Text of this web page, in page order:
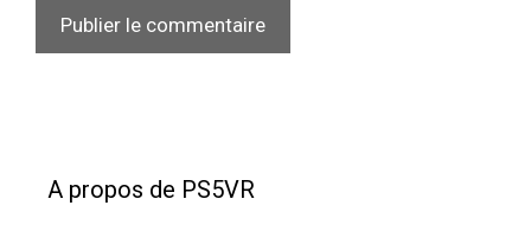
A propos de PS5VR